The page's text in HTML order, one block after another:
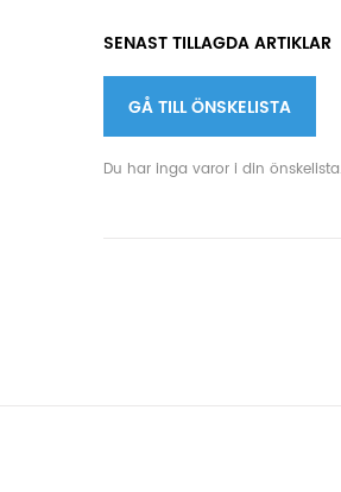
SENAST TILLAGDA ARTIKLAR
GÅ TILL ÖNSKELISTA
Du har inga varor i din önskelista.